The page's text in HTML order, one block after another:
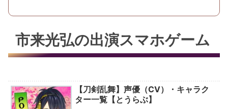
市来光弘の出演スマホゲーム
【刀剣乱舞】声優（CV）・キャラク
ター一覧【とうらぶ】